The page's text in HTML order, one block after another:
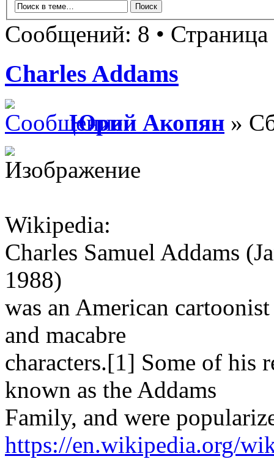
Сообщений: 8 • Страница
Charles Addams
Юрий Акопян »
Wikipedia:
Charles Samuel Addams
1988)
was an American
and macabre
characters.[1] Some of his
known as the Addams
Family, and were
https://en.wikipedia.org/